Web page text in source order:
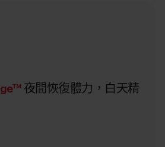
夜間恢復體力，白天精